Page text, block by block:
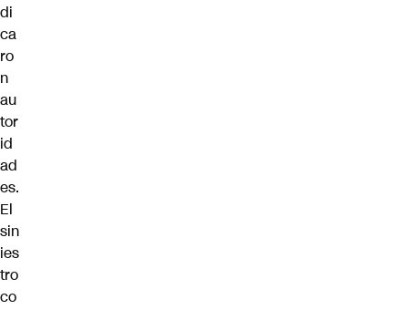
di
ca
ro
n
au
tor
id
ad
es.
El
sin
ies
tro
co